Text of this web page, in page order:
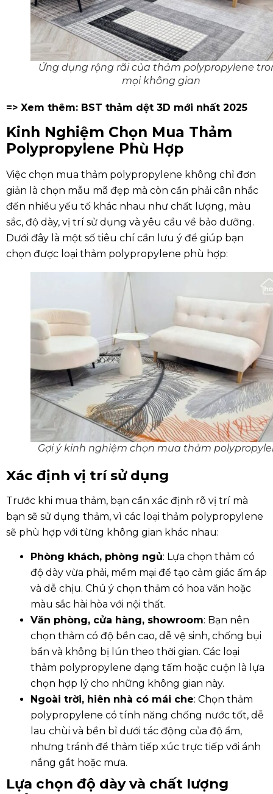
Ứng dụng rộng rãi của thảm polypropylene
mọi không gian
=> Xem thêm: BST thảm dệt 3D mới nhất 2025
Kinh Nghiệm Chọn Mua Thảm
Polypropylene Phù Hợp
Việc chọn mua thảm polypropylene không chỉ đơn
giản là chọn mẫu mã đẹp mà còn cần phải cân nhắc
đến nhiều yếu tố khác nhau như chất lượng, màu
sắc, độ dày, vị trí sử dụng và yêu cầu về bảo dưỡng.
Dưới đây là một số tiêu chí cần lưu ý để giúp bạn
chọn được loại thảm polypropylene phù hợp:
Gợi ý kinh nghiệm chọn mua thảm
Xác định vị trí sử dụng
Trước khi mua thảm, bạn cần xác định rõ vị trí mà
bạn sẽ sử dụng thảm, vì các loại thảm polypropylene
sẽ phù hợp với từng không gian khác nhau:
Phòng khách, phòng ngủ: Lựa chọn thảm có
độ dày vừa phải, mềm mại để tạo cảm giác ấm áp
và dễ chịu. Chú ý chọn thảm có hoa văn hoặc
màu sắc hài hòa với nội thất.
Văn phòng, cửa hàng, showroom: Bạn nên
chọn thảm có độ bền cao, dễ vệ sinh, chống bụi
bẩn và không bị lún theo thời gian. Các loại
thảm polypropylene dạng tấm hoặc cuộn là lựa
chọn hợp lý cho những không gian này.
Ngoài trời, hiên nhà có mái che: Chọn thảm
polypropylene có tính năng chống nước tốt, dễ
lau chùi và bền bỉ dưới tác động của độ ẩm,
nhưng tránh để thảm tiếp xúc trực tiếp với ánh
nắng gắt hoặc mưa.
Lựa chọn độ dày và chất lượng